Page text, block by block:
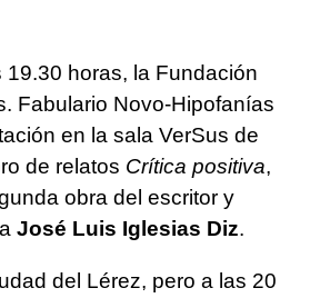
19.30 horas, la Fundación
Fabulario Novo-Hipofanías
en la sala VerSus de
de relatos Crítica positiva,
obra del escritor y
José Luis Iglesias Diz.
del Lérez, pero a las 20